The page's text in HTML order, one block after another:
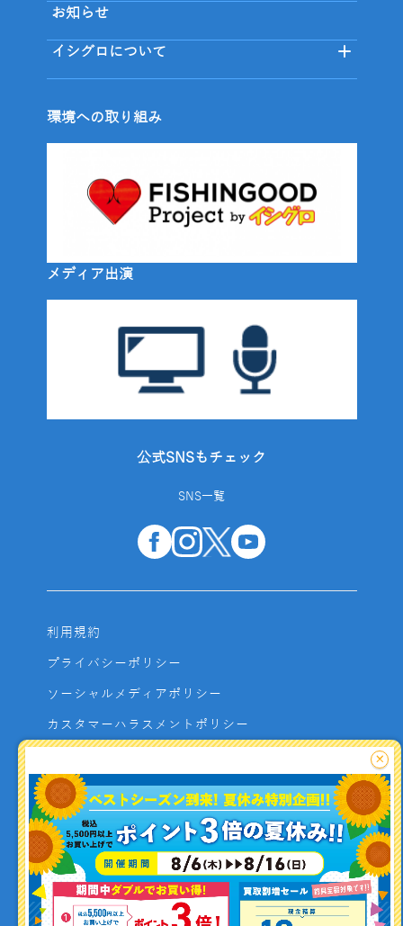
釣り情報を
投稿する
お知らせ
イシグロについて
環境への取り組み
メディア出演
公式SNSもチェック
SNS一覧
利用規約
プライバシーポリシー
ソーシャルメディアポリシー
カスタマーハラスメントポリシー
よくあるご質問
お問い合わせ
利用者資金の保全方法
×